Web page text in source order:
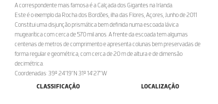
A correspondente mais famosa é a Calçada dos Gigantes na Irlanda.
Este é o exemplo da Rocha dos Bordões, ilha das Flores, Açores, Junho de 2011
Constitui uma disjunção prismática bem definida numa escoada lávica
mugearítica com cerca de 570 mil anos. A frente da escoada tem algumas
centenas de metros de comprimento e apresenta colunas bem preservadas de
forma regular e geométrica, com cerca de 20 m de altura e de dimensão
decimétrica.
Coordenadas: 39º 24'19''N 31º 14'27''W
CLASSIFICAÇÃO
LOCALIZAÇÃO